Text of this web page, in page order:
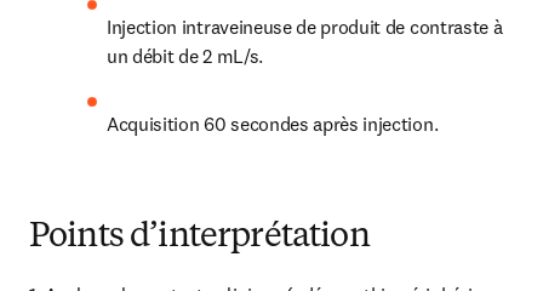
Injection intraveineuse de produit de contraste à
un débit de 2 mL/s.
Acquisition 60 secondes après injection.
Points d’interprétation